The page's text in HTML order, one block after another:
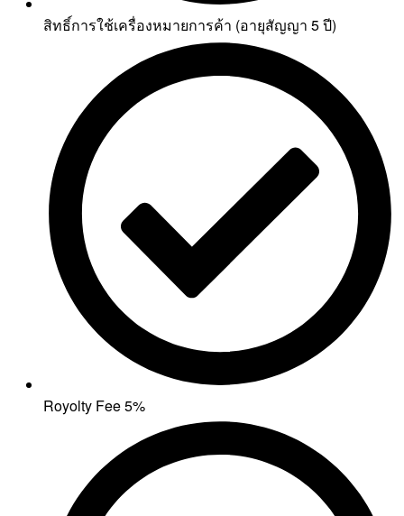
สิทธิ์การใช้เครื่องหมายการค้า (อายุสัญญา 5 ปี)
Royolty Fee 5%